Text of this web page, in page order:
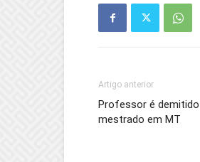
Artigo anterior
Professor é
mestrado em MT